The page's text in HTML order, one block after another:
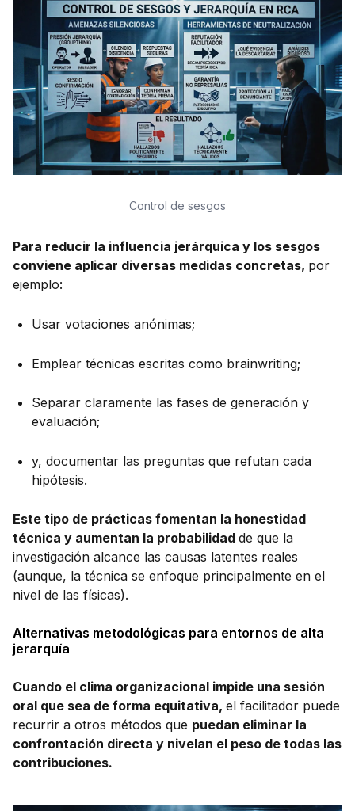
Control de sesgos
Para reducir la influencia jerárquica y los sesgos
conviene aplicar diversas medidas concretas, por
ejemplo:
Usar votaciones anónimas;
Emplear técnicas escritas como brainwriting;
Separar claramente las fases de generación y
evaluación;
y, documentar las preguntas que refutan cada
hipótesis.
Este tipo de prácticas fomentan la honestidad
técnica y aumentan la probabilidad de que la
investigación alcance las causas latentes reales
(aunque, la técnica se enfoque principalmente en el
nivel de las físicas).
Alternativas metodológicas para entornos de alta
jerarquía
Cuando el clima organizacional impide una sesión
oral que sea de forma equitativa, el facilitador puede
recurrir a otros métodos que puedan eliminar la
confrontación directa y nivelan el peso de todas las
contribuciones.